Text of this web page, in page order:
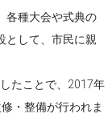
各種大会や式典の
として、市民に親
たことで、2017年
・整備が行われま